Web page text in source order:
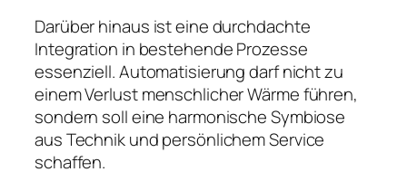
Darüber hinaus ist eine durchdachte
Integration in bestehende Prozesse
essenziell. Automatisierung darf nicht zu
einem Verlust menschlicher Wärme führen,
sondern soll eine harmonische Symbiose
aus Technik und persönlichem Service
schaffen.